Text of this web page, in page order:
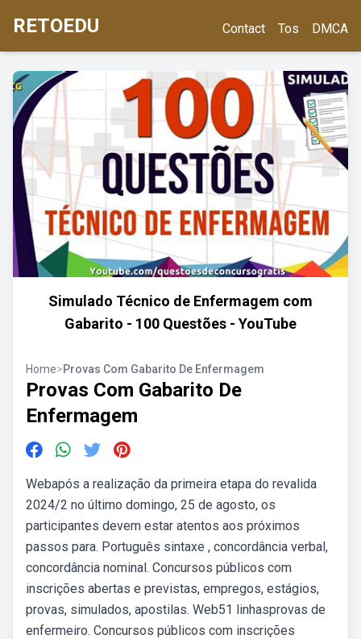
RETOEDU Contact Tos DMCA
Simulado Técnico de Enfermagem com
Gabarito - 100 Questões - YouTube
Home>Provas Com Gabarito De Enfermagem
Provas Com Gabarito De
Enfermagem
Webapós a realização da primeira etapa do revalida
2024/2 no último domingo, 25 de agosto, os
participantes devem estar atentos aos próximos
passos para. Português sintaxe , concordância verbal,
concordância nominal. Concursos públicos com
inscrições abertas e previstas, empregos, estágios,
provas, simulados, apostilas. Web51 linhasprovas de
enfermeiro. Concursos públicos com inscrições